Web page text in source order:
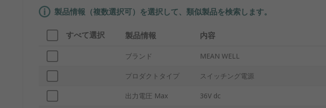
製品情報（複数選択可）を選択して、類似製品を検索します。
すべて選択 製品情報 内容
ブランド MEAN WELL
プロダクトタイプ スイッチング電源
出力電圧 Max 36V dc